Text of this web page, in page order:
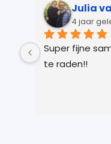
Julia
4 jaar
Super fijne
te raden!!